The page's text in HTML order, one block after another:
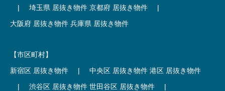
|
埼玉県 居抜き物件 京都府 居抜き物件
|
大阪府 居抜き物件 兵庫県 居抜き物件
【市区町村】
新宿区 居抜き物件
| 中央区 居抜き物件 港区 居抜き物件
|
渋谷区 居抜き物件 世田谷区 居抜き物件
|